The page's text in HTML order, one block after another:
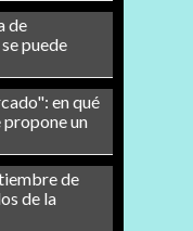
de
puede
en qué
un
de
de la